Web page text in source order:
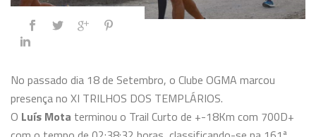
No passado dia 18 de Setembro, o Clube OGMA marcou
presença no XI TRILHOS DOS TEMPLÁRIOS.
O Luís Mota terminou o Trail Curto de +-18Km com 700D+